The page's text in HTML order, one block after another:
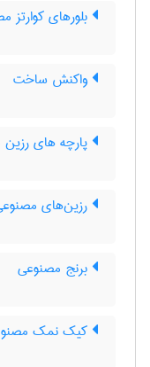
بلورهای کوارتز
واکنش ساخت
پارچه های
رزین‌های
برنج مصنوعی
کیک نمک